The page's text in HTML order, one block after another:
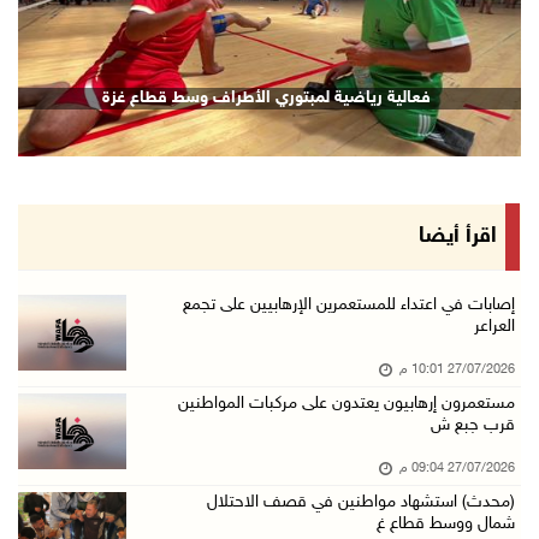
فعالية رياضية لمبتوري الأطراف وسط قطاع غزة
اقرأ أيضا
إصابات في اعتداء للمستعمرين الإرهابيين على تجمع
العراعر
27/07/2026 10:01 م
مستعمرون إرهابيون يعتدون على مركبات المواطنين
قرب جبع ش
27/07/2026 09:04 م
(محدث) استشهاد مواطنين في قصف الاحتلال
شمال ووسط قطاع غ